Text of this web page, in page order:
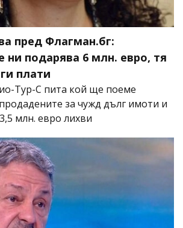
пред Флагман.бг:
ни подарява 6 млн. евро, тя
плати
Тур-С пита кой ще поеме
за чужд дълг имоти и
млн. евро лихви